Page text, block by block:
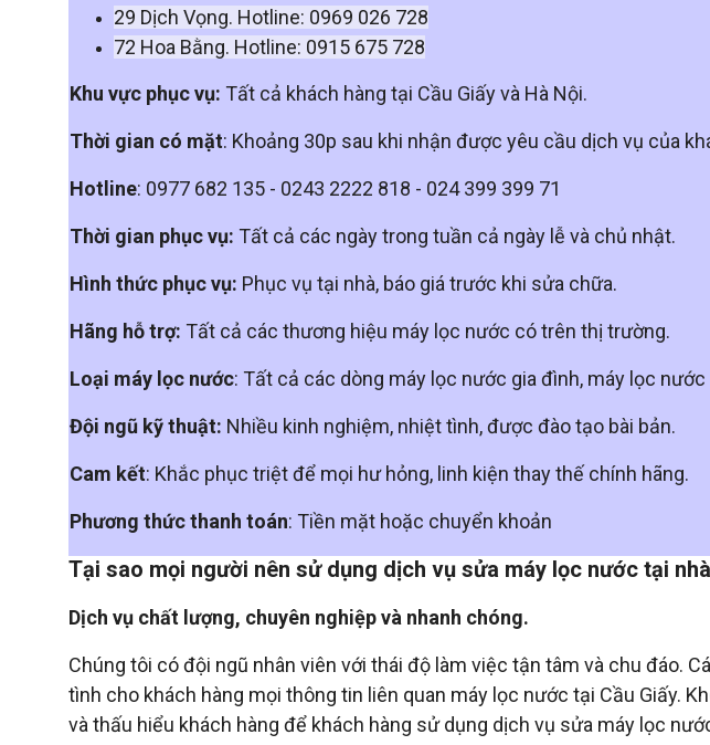
29 Dịch Vọng. Hotline: 0969 026 728
72 Hoa Bằng. Hotline: 0915 675 728
Khu vực phục vụ: Tất cả khách hàng tại Cầu Giấy và Hà Nội.
Thời gian có mặt: Khoảng 30p sau khi nhận được yêu cầu dịch vụ của
Hotline: 0977 682 135 - 0243 2222 818 - 024 399 399 71
Thời gian phục vụ: Tất cả các ngày trong tuần cả ngày lễ và chủ nhật.
Hình thức phục vụ: Phục vụ tại nhà, báo giá trước khi sửa chữa.
Hãng hỗ trợ: Tất cả các thương hiệu máy lọc nước có trên thị trường.
Loại máy lọc nước: Tất cả các dòng máy lọc nước gia đình, máy lọc
Đội ngũ kỹ thuật: Nhiều kinh nghiệm, nhiệt tình, được đào tạo bài bản.
Cam kết: Khắc phục triệt để mọi hư hỏng, linh kiện thay thế chính hãng.
Phương thức thanh toán: Tiền mặt hoặc chuyển khoản
Tại sao mọi người nên sử dụng dịch vụ sửa máy lọc nước tại
Dịch vụ chất lượng, chuyên nghiệp và nhanh chóng.
Chúng tôi có đội ngũ nhân viên với thái độ làm việc tận tâm và chu đáo.
tình cho khách hàng mọi thông tin liên quan máy lọc nước tại Cầu Giấy.
và thấu hiểu khách hàng để khách hàng sử dụng dịch vụ sửa máy lọc